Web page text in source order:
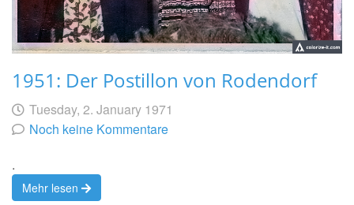
1951: Der Postillon von Rodendorf
Geschrieben
von
am Tuesday, 2. January 1971
Noch keine Kommentare
.
Mehr lesen